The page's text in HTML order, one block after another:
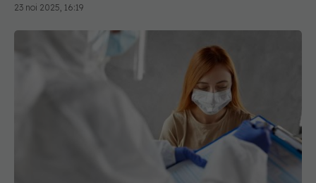
23 noi 2025, 16:19